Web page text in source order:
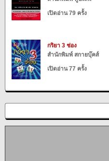
เปิดอ่าน 79 ครั้ง
กริยา 3 ช่อง
สำนักพิมพ์ สกายบุ๊คส์
เปิดอ่าน 77 ครั้ง